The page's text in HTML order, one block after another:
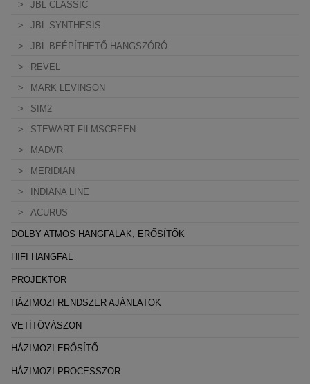
JBL CLASSIC
JBL SYNTHESIS
JBL BEÉPÍTHETŐ HANGSZÓRÓ
REVEL
MARK LEVINSON
SIM2
STEWART FILMSCREEN
MADVR
MERIDIAN
INDIANA LINE
ACURUS
DOLBY ATMOS HANGFALAK, ERŐSÍTŐK
HIFI HANGFAL
PROJEKTOR
HÁZIMOZI RENDSZER AJÁNLATOK
VETÍTŐVÁSZON
HÁZIMOZI ERŐSÍTŐ
HÁZIMOZI PROCESSZOR